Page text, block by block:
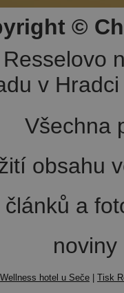
©
v
Všechna
obsahu
a
Wellness hotel u Seče | Tisk